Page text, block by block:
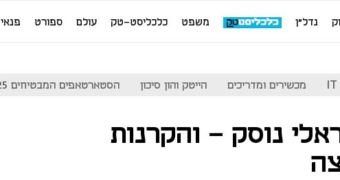
נדל"ן משפט כלכליסט-טק עולם ספורט פנאי
IT מכשירים ומדריכים הייטק והון סיכון הסטארטאפים המבטיחים 25
נוסק - והקרנות